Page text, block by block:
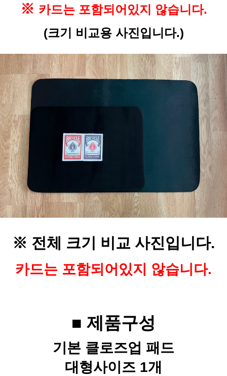
※ 카드는 포함되어있지 않습니다.
(크기 비교용 사진입니다.)
※ 전체 크기 비교 사진입니다.
카드는 포함되어있지 않습니다.
■ 제품구성
기본 클로즈업 패드
대형사이즈 1개